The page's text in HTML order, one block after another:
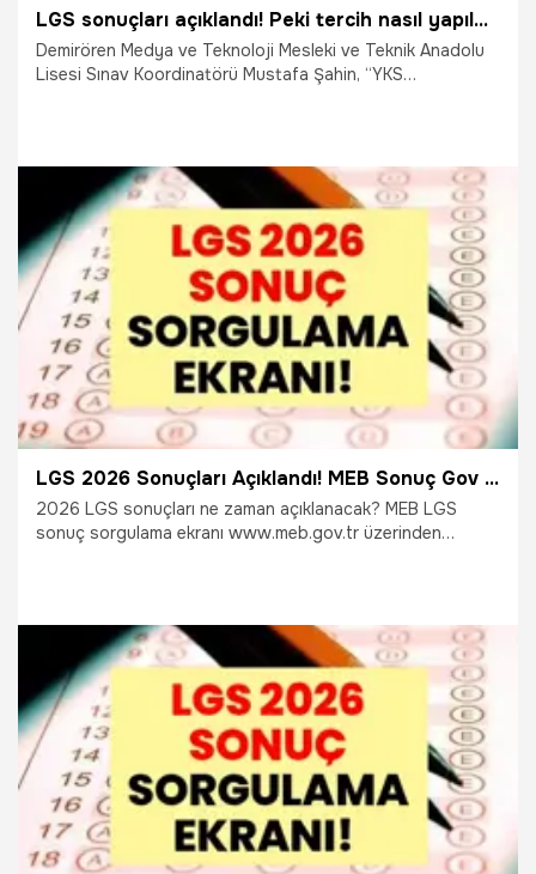
LGS sonuçları açıklandı! Peki tercih nasıl yapılmalı? Uzmanlardan 'yüzdelik dilim' uyarısı geldi
Demirören Medya ve Teknoloji Mesleki ve Teknik Anadolu
Lisesi Sınav Koordinatörü Mustafa Şahin, “YKS
dedi.
10.07.2026 Gündem
LGS 2026 Sonuçları Açıklandı! MEB Sonuç Gov TR, mebsonuc.meb.gov.tr ile Şifresiz TC No ile LGS Sonuç Sorgulama Ekranı
2026 LGS sonuçları ne zaman açıklanacak? MEB LGS
sonuç sorgulama ekranı www.meb.gov.tr üzerinden
yerleştirme sonuçları hangi gün ilan edilecek? İşte 10
Temmuz MEB takvimi ile LGS sonuçları, yüzdelik dilimler ve
lise tercihlerine dair merak edilen tüm detaylar!
10.07.2026 Gündem